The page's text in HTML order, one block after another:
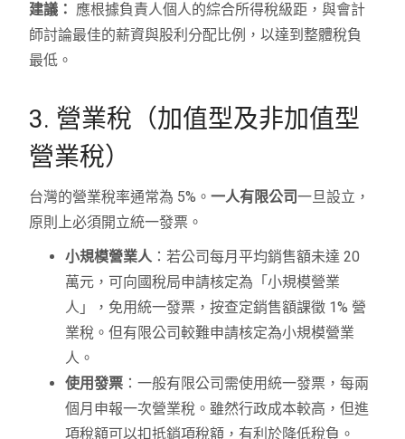
建議： 應根據負責人個人的綜合所得稅級距，與會計
師討論最佳的薪資與股利分配比例，以達到整體稅負
最低。
3. 營業稅（加值型及非加值型
營業稅）
台灣的營業稅率通常為 5%。一人有限公司一旦設立，
原則上必須開立統一發票。
小規模營業人 ：若公司每月平均銷售額未達 20
萬元，可向國稅局申請核定為「小規模營業
人」，免用統一發票，按查定銷售額課徵 1% 營
業稅。但有限公司較難申請核定為小規模營業
人。
使用發票 ：一般有限公司需使用統一發票，每兩
個月申報一次營業稅。雖然行政成本較高，但進
項稅額可以扣抵銷項稅額，有利於降低稅負。